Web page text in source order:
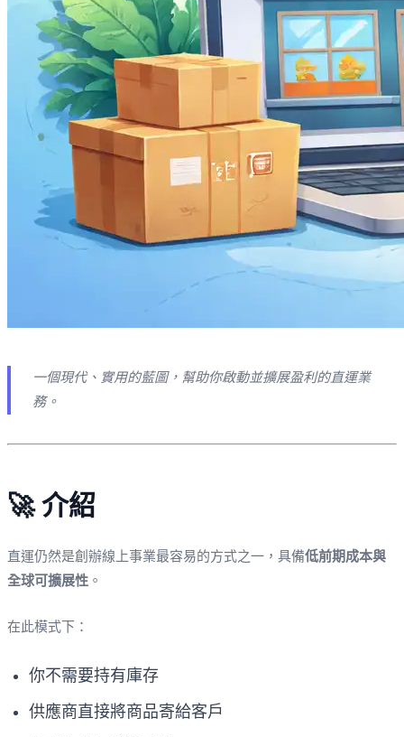
一個現代、實用的藍圖，幫助你啟動並擴展盈利的直運業
務。
🚀 介紹
直運仍然是創辦線上事業最容易的方式之一，具備低前期成本與
全球可擴展性 。
在此模式下：
你不需要持有庫存
供應商直接將商品寄給客戶